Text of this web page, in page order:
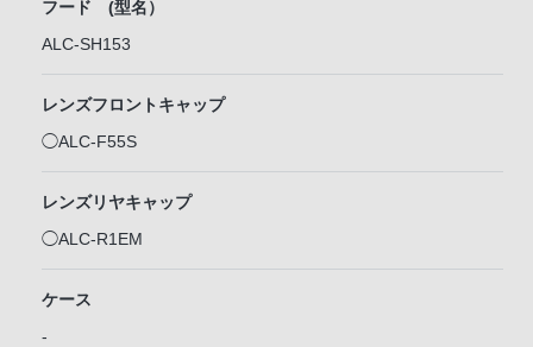
フード (型名）
ALC-SH153
レンズフロントキャップ
◯ALC-F55S
レンズリヤキャップ
◯ALC-R1EM
ケース
-